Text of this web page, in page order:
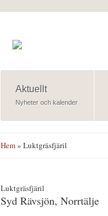
Aktuellt
Nyheter och kalender
Hem» Luktgräsfjäril
Luktgräsfjäril
Syd Rävsjön, Norrtälje